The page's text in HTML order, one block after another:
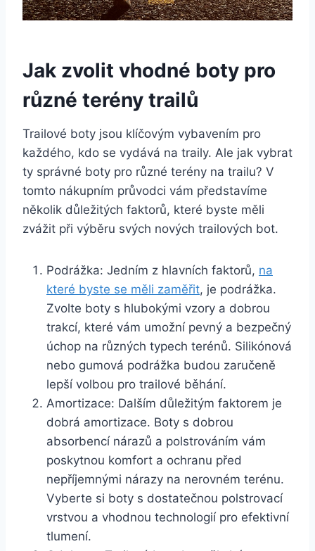
Jak zvolit vhodné ​boty pro
různé terény trailů
Trailové boty jsou klíčovým vybavením pro
každého, kdo se ⁣vydává​ na traily. Ale jak⁤ vybrat⁣
ty správné boty pro různé terény⁤ na‍ trailu? ​V⁣
tomto nákupním průvodci vám představíme
několik důležitých faktorů, které​ byste měli
zvážit ⁢při výběru⁣ svých⁢ nových⁣ trailových ⁣bot.
Podrážka: Jedním z⁣ hlavních faktorů, na
které byste se měli zaměřit, je‍ podrážka. ​
Zvolte boty s hlubokými vzory a dobrou
trakcí, které vám ​umožní pevný‍ a bezpečný
úchop na různých typech terénů.⁢ Silikónová
‍nebo​ gumová podrážka budou zaručeně
lepší volbou pro trailové běhání.
Amortizace: Dalším důležitým⁣ faktorem je⁣
dobrá ⁤amortizace. Boty s ‍dobrou⁣
absorbencí ‍nárazů a polstrováním vám
poskytnou komfort‌ a‌ ochranu před
nepříjemnými nárazy na nerovném terénu.
Vyberte si boty ‌s dostatečnou polstrovací
vrstvou ​a vhodnou technologií pro efektivní
⁢tlumení.